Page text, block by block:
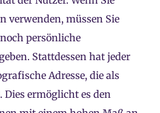
verwenden, müssen Sie
persönliche
Stattdessen hat jeder
Adresse, die als
ermöglicht es den